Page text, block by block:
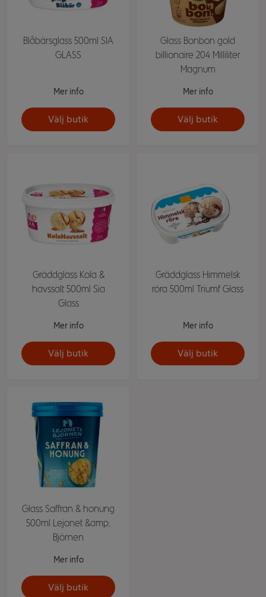
Blåbärsglass 500ml SIA
GLASS
Mer info
Välj butik
Glass Bonbon gold
billionaire 204 Milliliter
Magnum
Mer info
Välj butik
Gräddglass Kola &
havssalt 500ml Sia
Glass
Mer info
Välj butik
Gräddglass Himmelsk
röra 500ml Triumf Glass
Mer info
Välj butik
Glass Saffran & honung
500ml Lejonet &amp;
Björnen
Mer info
Välj butik